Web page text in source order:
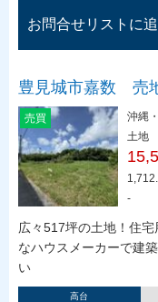
お問合せリストに
豊見城市嘉数 売
売買
沖縄
土地
-
広々517坪の土地！住
なハウスメーカーで建
い
高台